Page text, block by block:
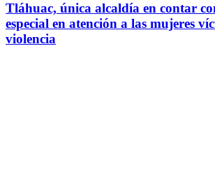
Tláhuac, única alcaldía en contar
especial en atención a las mujeres
violencia